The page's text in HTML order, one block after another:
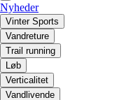
Nyheder
Vinter Sports
Vandreture
Trail running
Løb
Verticalitet
Vandlivende